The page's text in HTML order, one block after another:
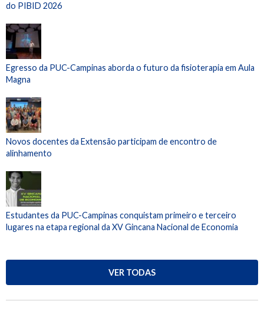
do PIBID 2026
Egresso da PUC-Campinas aborda o futuro da fisioterapia em Aula
Magna
Novos docentes da Extensão participam de encontro de
alinhamento
Estudantes da PUC-Campinas conquistam primeiro e terceiro
lugares na etapa regional da XV Gincana Nacional de Economia
VER TODAS